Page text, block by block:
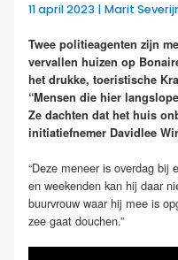
11 april 2023 | Marit
Twee politieagenten zijn
vervallen huizen op
het drukke, toeristische
“Mensen die hier
Ze dachten dat het huis
initiatiefnemer Davidlee
“Deze meneer is overdag bij
en weekenden kan hij daar
buurvrouw waar hij mee is
zee gaat douchen.”